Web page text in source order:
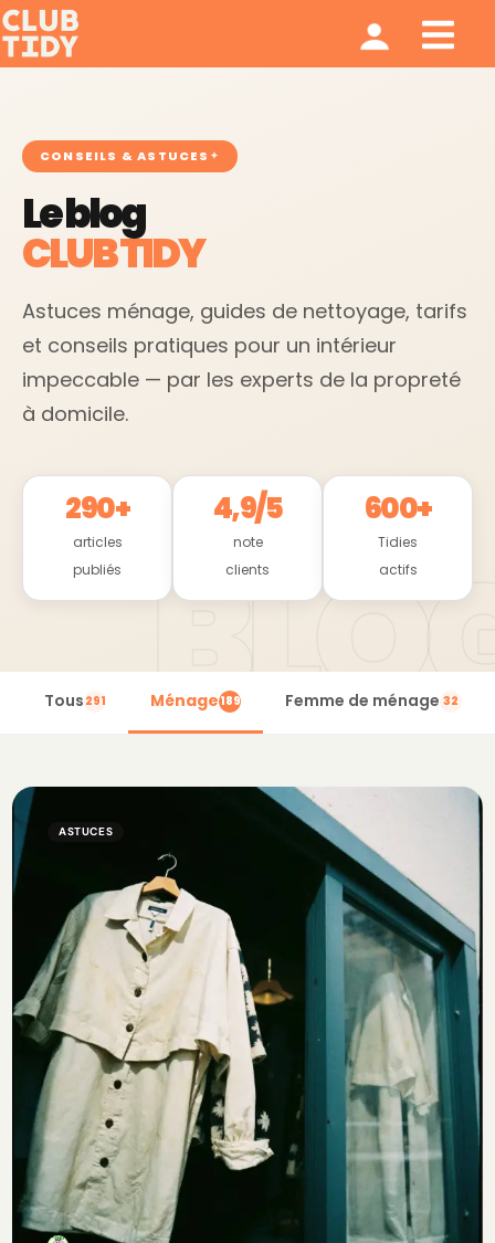
CONSEILS & ASTUCES
Le blog
CLUB TIDY
Astuces ménage, guides de nettoyage, tarifs
et conseils pratiques pour un intérieur
impeccable — par les experts de la propreté
à domicile.
290+
articles
publiés
4,9/5
note
clients
600+
Tidies
actifs
Tous 291 Ménage189 Femme de ménage 32
ASTUCES